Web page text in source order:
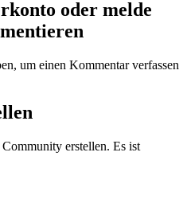
oder melde
um einen Kommentar verfassen
erstellen. Es ist